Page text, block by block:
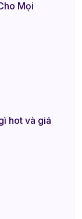
Mọi
hot và giá